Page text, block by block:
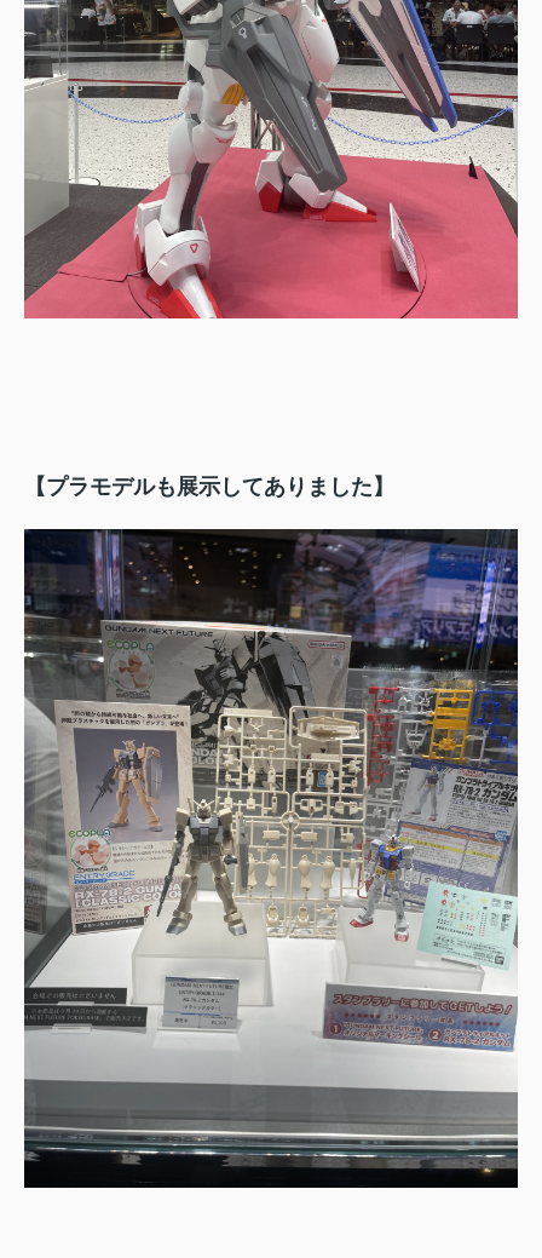
【プラモデルも展示してありました】